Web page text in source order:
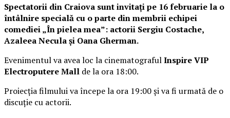
Spectatorii din Craiova sunt invitați pe 16 februarie la o
întâlnire specială cu o parte din membrii echipei
comediei „În pielea mea”: actorii Sergiu Costache,
Azaleea Necula și Oana Gherman.
Evenimentul va avea loc la cinematografulInspire VIP
Electroputere Mall de la ora 18:00.
Proiecția filmului va începe la ora 19:00 și va fi urmată de o
discuție cu actorii.